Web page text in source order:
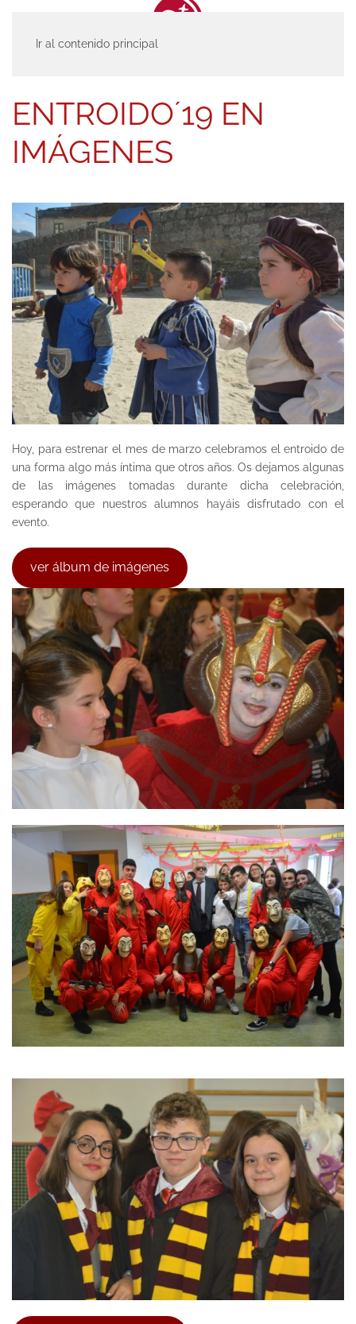
Ir al contenido principal
ENTROIDO´19 EN
IMÁGENES
Hoy, para estrenar el mes de marzo celebramos el entroido de
una forma algo más íntima que otros años. Os dejamos algunas
de las imágenes tomadas durante dicha celebración,
esperando que nuestros alumnos hayáis disfrutado con el
evento.
ver álbum de imágenes